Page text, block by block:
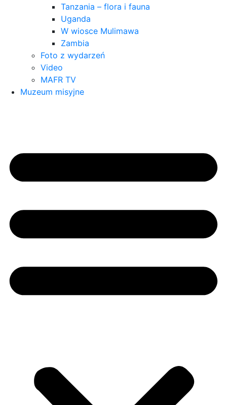
Tanzania – flora i fauna
Uganda
W wiosce Mulimawa
Zambia
Foto z wydarzeń
Video
MAFR TV
Muzeum misyjne